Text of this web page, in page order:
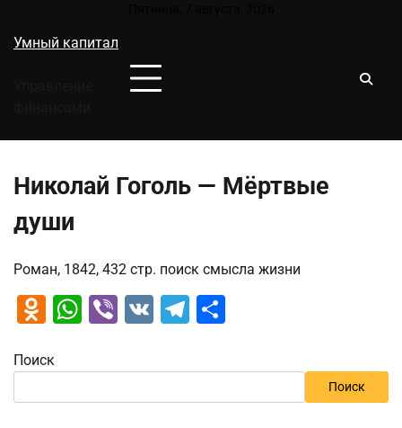
содержимому
Умный капитал
Николай Гоголь — Мёртвые
души
Роман, 1842, 432 стр. поиск смысла жизни
Odnoklassniki
WhatsApp
Viber
VK Telegram
Поиск
Поиск